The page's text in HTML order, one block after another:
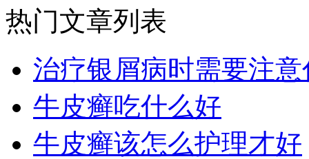
热门文章列表
治疗银屑病时需要注意
牛皮癣吃什么好
牛皮癣该怎么护理才好